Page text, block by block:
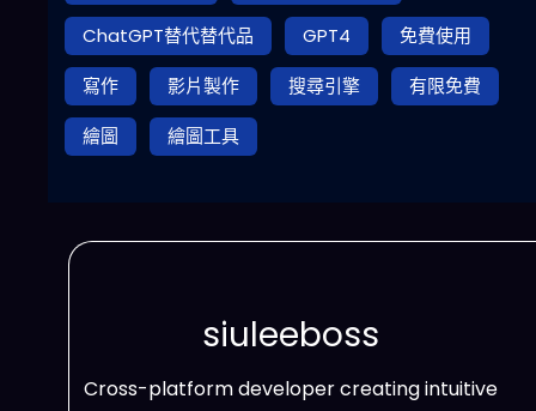
ChatGPT替代替代品
GPT4
免費使用
寫作
影片製作 搜尋引擎
有限免費
繪圖
繪圖工具
siuleeboss
Cross-platform developer creating intuitive